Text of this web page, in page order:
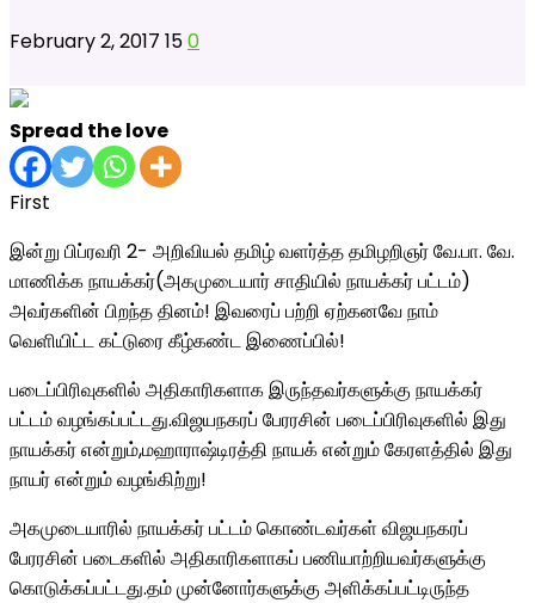
February 2, 2017 150
Spread the love
First
இன்று பிப்ரவரி 2- அறிவியல் தமிழ் வளர்த்த தமிழறிஞர் வே.பா. வே.
மாணிக்க நாயக்கர்(அகமுடையார் சாதியில் நாயக்கர் பட்டம்)
அவர்களின் பிறந்த தினம்! இவரைப் பற்றி ஏற்கனவே நாம்
வெளியிட்ட கட்டுரை கீழ்கண்ட இணைப்பில்!
படைப்பிரிவுகளில் அதிகாரிகளாக இருந்தவர்களுக்கு நாயக்கர்
பட்டம் வழங்கப்பட்டது.விஜயநகரப் பேரரசின் படைப்பிரிவுகளில் இது
நாயக்கர் என்றும்,மஹாராஷ்டிரத்தி நாயக் என்றும் கேரளத்தில் இது
நாயர் என்றும் வழங்கிற்று!
அகமுடையாரில் நாயக்கர் பட்டம் கொண்டவர்கள் விஜயநகரப்
பேரரசின் படைகளில் அதிகாரிகளாகப் பணியாற்றியவர்களுக்கு
கொடுக்கப்பட்டது.தம் முன்னோர்களுக்கு அளிக்கப்பட்டிருந்த